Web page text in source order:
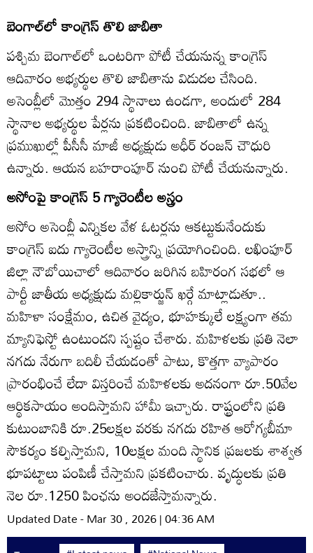
బెంగాల్‌లో కాంగ్రెస్‌ తొలి జాబితా
పశ్చిమ బెంగాల్‌లో ఒంటరిగా పోటీ చేయనున్న కాంగ్రెస్‌
ఆదివారం అభ్యర్థుల తొలి జాబితాను విడుదల చేసింది.
అసెంబ్లీలో మొత్తం 294 స్థానాలు ఉండగా, అందులో 284
స్థానాల అభ్యర్థుల పేర్లను ప్రకటించింది. జాబితాలో ఉన్న
ప్రముఖుల్లో పీసీసీ మాజీ అధ్యక్షుడు అధీర్‌ రంజన్‌ చౌధురి
ఉన్నారు. ఆయన బహరాంపూర్‌ నుంచి పోటీ చేయనున్నారు.
అసోంపై కాంగ్రెస్‌ 5 గ్యారెంటీల అస్త్రం
అసోం అసెంబ్లీ ఎన్నికల వేళ ఓటర్లను ఆకట్టుకునేందుకు
కాంగ్రెస్‌ ఐదు గ్యారెంటీల అస్త్రాన్ని ప్రయోగించింది. లఖింపూర్‌
జిల్లా నౌబోయిచాలో ఆదివారం జరిగిన బహిరంగ సభలో ఆ
పార్టీ జాతీయ అధ్యక్షుడు మల్లికార్జున్‌ ఖర్గే మాట్లాడుతూ..
మహిళా సంక్షేమం, ఉచిత వైద్యం, భూహక్కులే లక్ష్యంగా తమ
మ్యానిఫెస్టో ఉంటుందని స్పష్టం చేశారు. మహిళలకు ప్రతి నెలా
నగదు నేరుగా బదిలీ చేయడంతో పాటు, కొత్తగా వ్యాపారం
ప్రారంభించే లేదా విస్తరించే మహిళలకు అదనంగా రూ.50వేల
ఆర్థికసాయం అందిస్తామని హామీ ఇచ్చారు. రాష్ట్రంలోని ప్రతి
కుటుంబానికి రూ.25లక్షల వరకు నగదు రహిత ఆరోగ్యబీమా
సౌకర్యం కల్పిస్తామని, 10లక్షల మంది స్థానిక ప్రజలకు శాశ్వత
భూపట్టాలు పంపిణీ చేస్తామని ప్రకటించారు. వృద్ధులకు ప్రతి
నెల రూ.1250 పింఛను అందజేస్తామన్నారు.
Updated Date - Mar 30 , 2026 | 04:36 AM